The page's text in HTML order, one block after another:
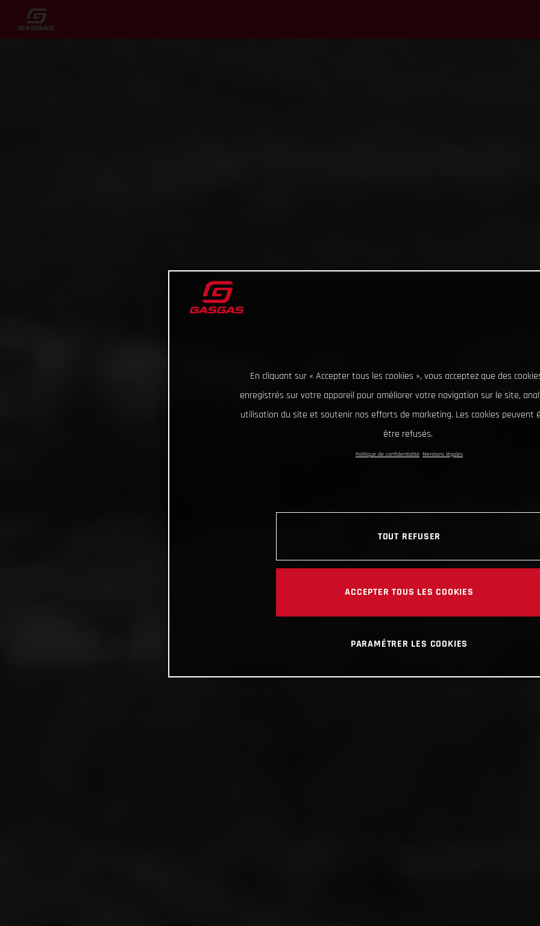
En cliquant sur « Accepter tous les cookies », vous acceptez que des
enregistrés sur votre appareil pour améliorer votre navigation sur le site,
utilisation du site et soutenir nos efforts de marketing. Les cookies peuvent
être refusés.
Politique de confidentialité Mentions légales
TOUT REFUSER
ACCEPTER TOUS LES COOKIES
PARAMÉTRER LES COOKIES